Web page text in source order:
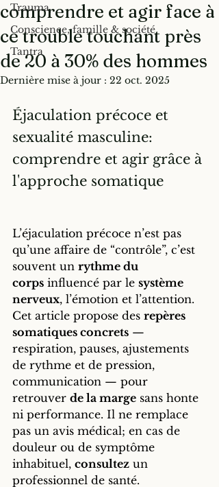
Trauma
Conscience, famille & société
Tantra
comprendre et agir face à
ce trouble touchant près
de 20 à 30% des hommes
Dernière mise à jour : 22 oct. 2025
Éjaculation précoce et
sexualité masculine:
comprendre et agir grâce à
l'approche somatique
L’éjaculation précoce n’est pas
qu’une affaire de “contrôle”, c’est
souvent un rythme du
corps influencé par le système
nerveux, l’émotion et l’attention.
Cet article propose des repères
somatiques concrets —
respiration, pauses, ajustements
de rythme et de pression,
communication — pour
retrouver de la marge sans honte
ni performance. Il ne remplace
pas un avis médical; en cas de
douleur ou de symptôme
inhabituel, consultez un
professionnel de santé.